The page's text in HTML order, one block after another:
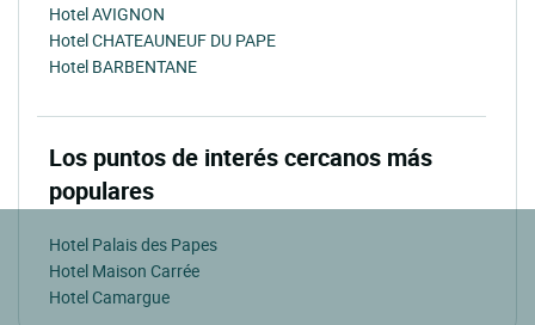
Hotel AVIGNON
Hotel CHATEAUNEUF DU PAPE
Hotel BARBENTANE
Los puntos de interés cercanos más
populares
Hotel Palais des Papes
Hotel Maison Carrée
Hotel Camargue